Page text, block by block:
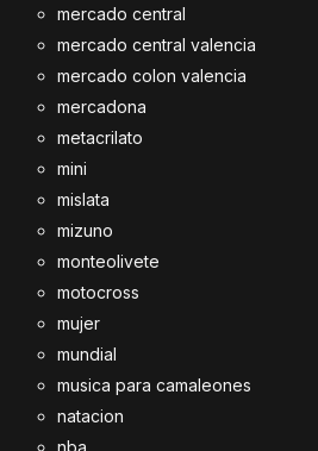
mercado central
mercado central valencia
mercado colon valencia
mercadona
metacrilato
mini
mislata
mizuno
monteolivete
motocross
mujer
mundial
musica para camaleones
natacion
nba